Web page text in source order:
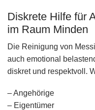
Diskrete Hilfe für
im Raum Minden
Die Reinigung von
auch emotional
diskret und respektvoll.
– Angehörige
– Eigentümer